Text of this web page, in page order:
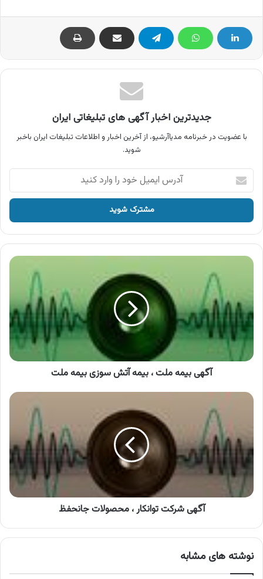
جدیدترین اخبار آگهی های تبلیغاتی ایران
با عضویت در خبرنامه مدیاآرشیو، از آخرین اخبار و اطلاعات تبلیغات ایران باخبر
شوید.
آدرس
ایمیل
خود
وارد
کنید
آگهی
،
بیمه
آتش
سوزی
بیمه
ملت
آگهی بیمه ملت ، بیمه آتش سوزی بیمه ملت
آگهی
محصولات
جانحفظ
آگهی شرکت توانکار ، محصولات جانحفظ
نوشته های مشابه